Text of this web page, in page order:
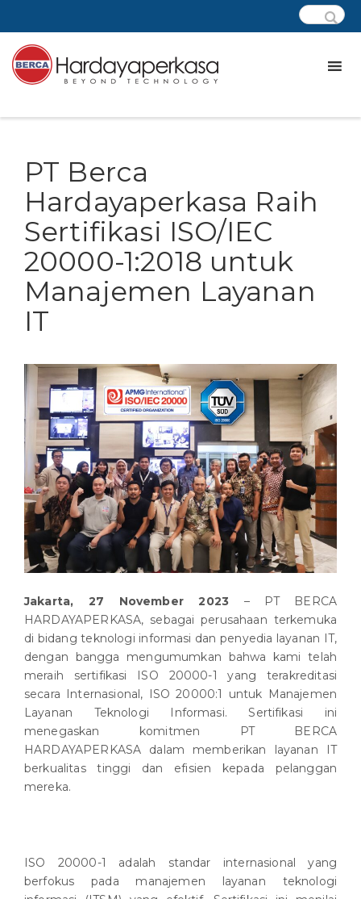
PT Berca
Hardayaperkasa Raih
Sertifikasi ISO/IEC
20000-1:2018 untuk
Manajemen Layanan
IT
Jakarta, 27 November 2023 – PT BERCA
HARDAYAPERKASA, sebagai perusahaan terkemuka
di bidang teknologi informasi dan penyedia layanan IT,
dengan bangga mengumumkan bahwa kami telah
meraih sertifikasi ISO 20000-1 yang terakreditasi
secara Internasional, ISO 20000:1 untuk Manajemen
Layanan Teknologi Informasi. Sertifikasi ini
menegaskan komitmen PT BERCA
HARDAYAPERKASA dalam memberikan layanan IT
berkualitas tinggi dan efisien kepada pelanggan
mereka.
ISO 20000-1 adalah standar internasional yang
berfokus pada manajemen layanan teknologi